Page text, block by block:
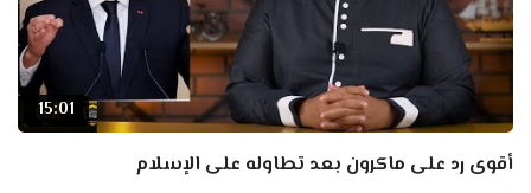
15:01
أقوى رد على ماكرون بعد تطاوله على الإسلام